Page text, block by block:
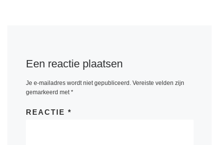
Een reactie plaatsen
Je e-mailadres wordt niet gepubliceerd. Vereiste velden zijn
gemarkeerd met*
REACTIE *